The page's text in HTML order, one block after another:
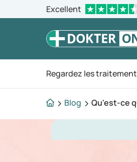
Excellent
Regardez les
Blog Qu'est-ce